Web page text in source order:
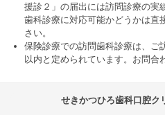
援診２」の届出には訪問診療の実
歯科診療に対応可能かどうかは直
さい。
保険診療での訪問歯科診療は、ご
以内と定められています。お問合
せきかつひろ歯科口腔ク